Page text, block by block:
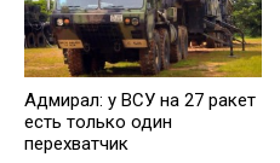
Адмирал: у ВСУ на 27 ракет
есть только один
перехватчик